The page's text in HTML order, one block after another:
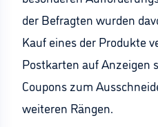
der Befragten wurden
Kauf eines der Produkte
Postkarten auf Anzeigen
Coupons zum
weiteren Rängen.